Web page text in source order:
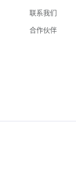
联系我们
合作伙伴